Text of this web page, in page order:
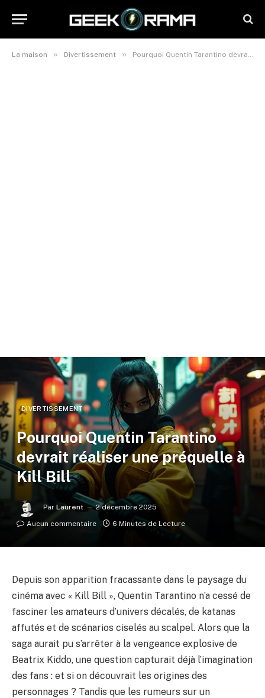
La maison » Divertissement » Pourquoi Quentin Tarantino devrait réaliser une préquelle à Kill Bill
DIVERTISSEMENT
Pourquoi Quentin Tarantino
devrait réaliser une préquelle à
Kill Bill
Par Laurent
2 décembre 2025
Aucun commentaire
6 Minutes de Lecture
Depuis son apparition fracassante dans le paysage du
cinéma avec « Kill Bill », Quentin Tarantino n’a cessé de
fasciner les amateurs d’univers décalés, de katanas
affutés et de scénarios ciselés au scalpel. Alors que la
saga aurait pu s’arrêter à la vengeance explosive de
Beatrix Kiddo, une question capturait déjà l’imagination
des fans : et si on découvrait les origines des
personnages ? Tandis que les rumeurs sur un